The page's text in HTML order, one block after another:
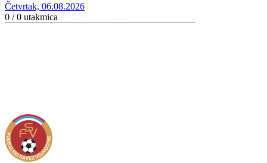
Četvrtak, 06.08.2026
0 / 0 utakmica